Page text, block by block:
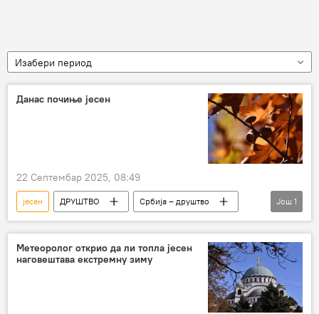
Изабери период
Данас почиње јесен
22 Септембар 2025, 08:49
јесен ДРУШТВО
Србија – друштво
Друштво
Још 1
Метеоролог открио да ли топла јесен
наговештава екстремну зиму